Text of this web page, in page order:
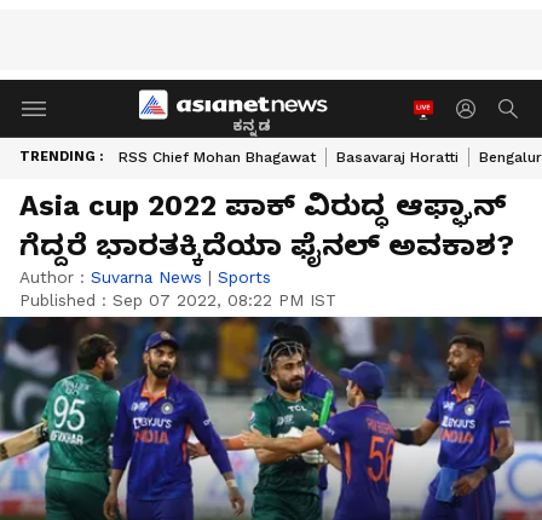
ಕನ್ನಡ
TRENDING : RSS Chief Mohan Bhagawat Basavaraj Horatti
Asia cup 2022 ಪಾಕ್ ವಿರುದ್ಧ ಆಫ್ಘಾನ್
ಗೆದ್ದರೆ ಭಾರತಕ್ಕಿದೆಯಾ ಫೈನಲ್ ಅವಕಾಶ?
Author : Suvarna News | Sports
Published : Sep 07 2022, 08:22 PM IST